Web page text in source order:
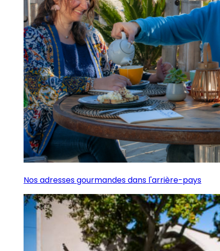
Nos adresses gourmandes dans l'arrière-pays